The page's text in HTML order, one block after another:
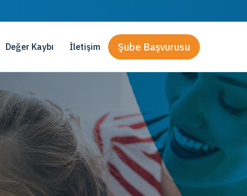
Değer Kaybı İletişim Şube Başvurusu